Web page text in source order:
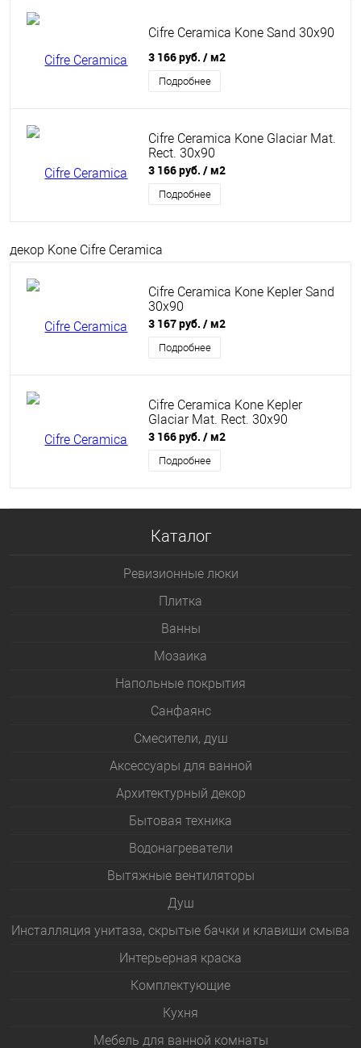
Cifre Ceramica Kone Sand 30x90
3 166 руб. / м2
Подробнее
Cifre Ceramica Kone Glaciar Mat.
Rect. 30x90
3 166 руб. / м2
Подробнее
декор Kone Cifre Ceramica
Cifre Ceramica Kone Kepler Sand
30x90
3 167 руб. / м2
Подробнее
Cifre Ceramica Kone Kepler
Glaciar Mat. Rect. 30x90
3 166 руб. / м2
Подробнее
Каталог
Ревизионные люки
Плитка
Bанны
Мозаика
Напольные покрытия
Санфаянс
Смесители, душ
Аксессуары для ванной
Архитектурный декор
Бытовая техника
Водонагреватели
Вытяжные вентиляторы
Душ
Инсталляция унитаза, скрытые бачки и клавиши смыва
Интерьерная краска
Комплектующие
Кухня
Мебель для ванной комнаты